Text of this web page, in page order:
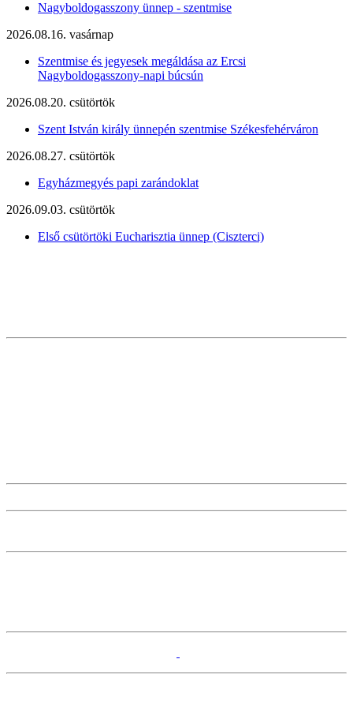
Nagyboldogasszony ünnep - szentmise
2026.08.16. vasárnap
Szentmise és jegyesek megáldása az Ercsi
Nagyboldogasszony-napi búcsún
2026.08.20. csütörtök
Szent István király ünnepén szentmise Székesfehérváron
2026.08.27. csütörtök
Egyházmegyés papi zarándoklat
2026.09.03. csütörtök
Első csütörtöki Eucharisztia ünnep (Ciszterci)